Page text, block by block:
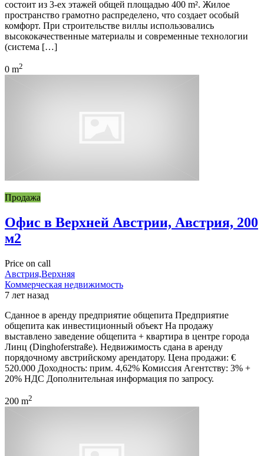
состоит из 3-ех этажей общей площадью 400 m². Жилое
пространство грамотно распределено, что создает особый
комфорт. При строительстве виллы использовались
высококачественные материалы и современные технологии
(система […]
0 m2
Продажа
Офис в Верхней Австрии, Австрия, 200
м2
Price on call
Австрия,Верхняя
Коммерческая недвижимость
7 лет назад
Сданное в аренду предприятие общепита Предприятие
общепита как инвестиционный объект На продажу
выставлено заведение общепита + квартира в центре города
Линц (Dinghoferstraße). Недвижимость сдана в аренду
порядочному австрийскому арендатору. Цена продажи: €
520.000 Доходность: прим. 4,62% Комиссия Агентству: 3% +
20% НДС Дополнительная информация по запросу.
200 m2